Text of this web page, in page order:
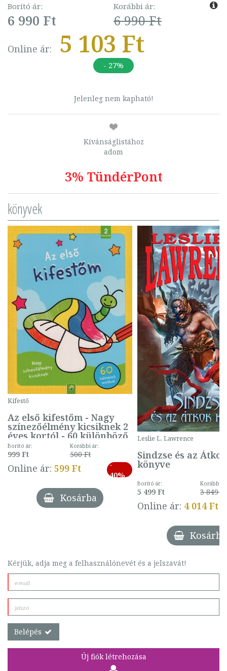
Borító ár:
6 990 Ft
Korábbi ár:
6 990 Ft
Online ár: 5 103 Ft
- 27%
Jelenleg nem kapható!
Kívánságlistához
adom
3% TündérPont
könyvek
Kifestő
Az első kifestőm - Nagy
színezőélmény kicsiknek 2
éves kortól - 60 különböző
mintával (gombás)
Borító ár:
999 Ft
Korábbi ár:
500 Ft
Online ár: 599 Ft
-
40%
Kosárba
Leslie L. Lawrence
Sindzse és az Átkok
könyve
Borító ár:
5 499 Ft
Korábbi
3 849 Ft
Online ár: 4 014 Ft
Kosárba
Kérjük, adja meg a felhasználónevét és a jelszavát!
Belépés
Új fiók létrehozása